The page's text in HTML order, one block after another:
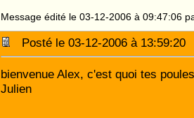
Message édité le 03-12-2006 à 09:47:06
Posté le 03-12-2006 à
bienvenue Alex, c'est quoi tes
Julien